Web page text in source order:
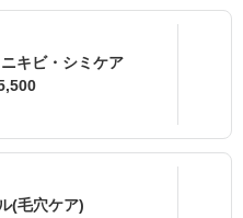
キビ・シミケア
(毛穴ケア)